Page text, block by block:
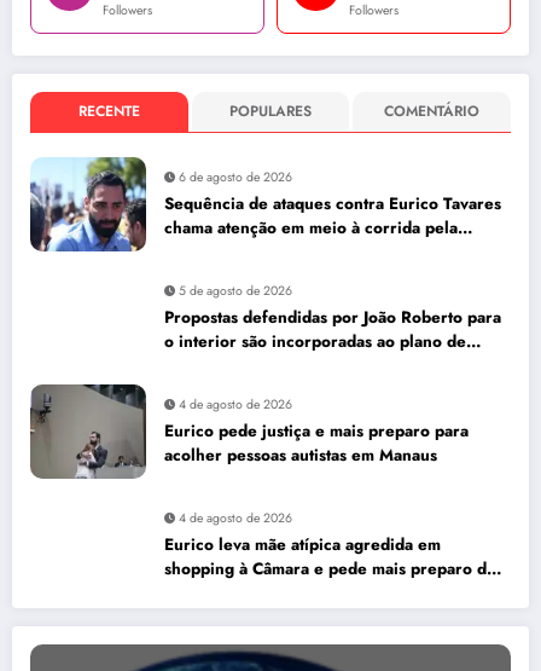
Followers Followers
RECENTE POPULARES COMENTÁRIO
6 de agosto de 2026
Sequência de ataques contra Eurico Tavares
chama atenção em meio à corrida pela
5 de agosto de 2026
Propostas defendidas por João Roberto para
o interior são incorporadas ao plano de
4 de agosto de 2026
Eurico pede justiça e mais preparo para
acolher pessoas autistas em Manaus
4 de agosto de 2026
Eurico leva mãe atípica agredida em
shopping à Câmara e pede mais preparo dos